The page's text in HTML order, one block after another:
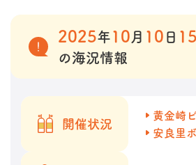
2025年 10 月 10 日
の海況情報
開催状況
黄金崎
安良里